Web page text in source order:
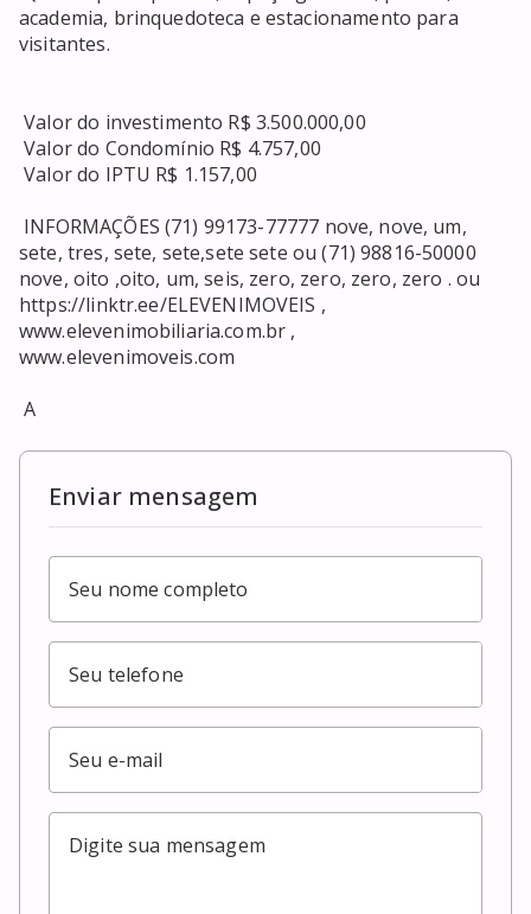
academia, brinquedoteca e estacionamento para
visitantes.
Valor do investimento R$ 3.500.000,00
Valor do Condomínio R$ 4.757,00
Valor do IPTU R$ 1.157,00
sete, tres, sete, sete,sete sete ou (71) 98816-50000
nove, oito ,oito, um, seis, zero, zero, zero, zero . ou
https://linktr.ee/ELEVENIMOVEIS ,
www.elevenimobiliaria.com.br ,
www.elevenimoveis.com
A
Enviar mensagem